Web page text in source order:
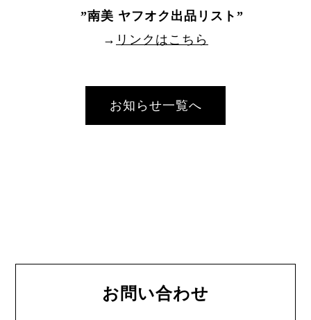
”南美 ヤフオク出品リスト ”
→ リンクはこちら
お知らせ一覧へ
お問い合わせ